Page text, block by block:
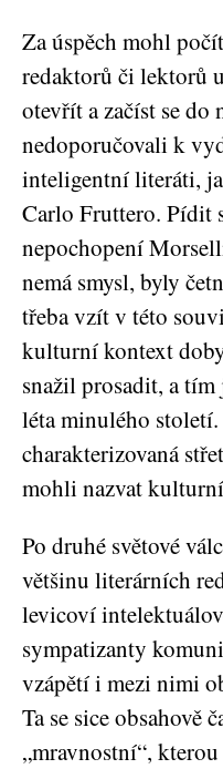
Za úspěch mohl
redaktorů či lektorů
otevřít a začíst se do
nedoporučovali k
inteligentní literáti,
Carlo Fruttero. Pídit
nepochopení
nemá smysl, byly
třeba vzít v této
kulturní kontext
snažil prosadit, a tím
léta minulého
charakterizovaná
mohli nazvat
Po druhé světové
většinu literárních
levicoví
sympatizanty
vzápětí i mezi nimi
Ta se sice obsahově
„mravnostní“,